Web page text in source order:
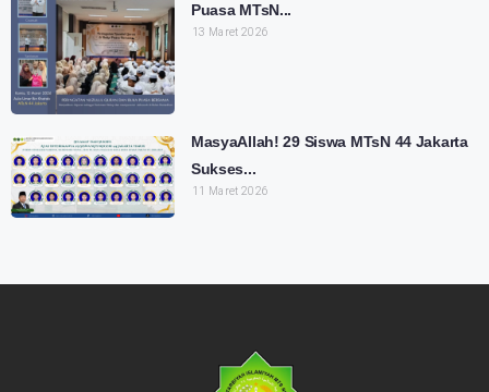
Puasa MTsN...
13 Maret 2026
MasyaAllah! 29 Siswa MTsN 44 Jakarta
Sukses...
11 Maret 2026